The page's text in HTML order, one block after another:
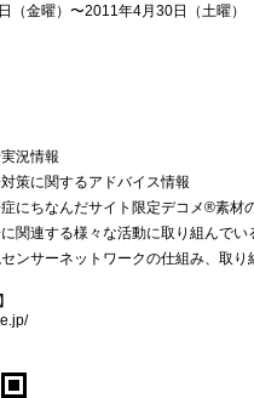
（金曜）〜2011年4月30日（土曜）
況情報
策に関するアドバイス情報
にちなんだサイト限定デコメ®素材
関連する様々な活動に取り組んでい
ンサーネットワークの仕組み、取り